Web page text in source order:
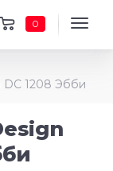
0
1208 Эбби